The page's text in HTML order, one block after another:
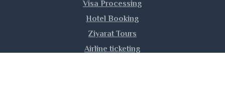
Visa Processing
Hotel Booking
Ziyarat Tours
Airline ticketing